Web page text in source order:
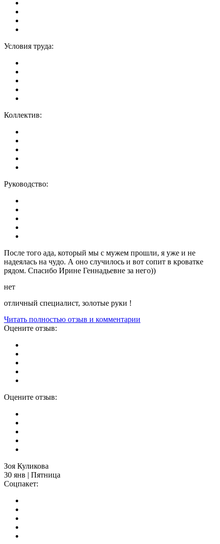
Условия труда:
Коллектив:
Руководство:
После того ада, который мы с мужем прошли, я уже и не
надеялась на чудо. А оно случилось и вот сопит в кроватке
рядом. Спасибо Ирине Геннадьевне за него))
нет
отличный специалист, золотые руки !
Читать полностью отзыв и комментарии
Оцените отзыв:
Оцените отзыв:
Зоя Куликова
30 янв | Пятница
Соцпакет: